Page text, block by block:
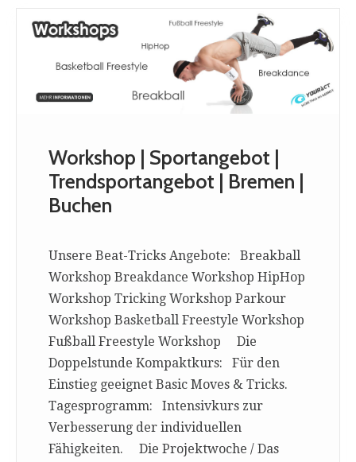
Workshop | Sportangebot |
Trendsportangebot | Bremen |
Buchen
Unsere Beat-Tricks Angebote: Breakball
Workshop Breakdance Workshop HipHop
Workshop Tricking Workshop Parkour
Workshop Basketball Freestyle Workshop
Fußball Freestyle Workshop Die
Doppelstunde Kompaktkurs: Für den
Einstieg geeignet Basic Moves & Tricks.
Tagesprogramm: Intensivkurs zur
Verbesserung der individuellen
Fähigkeiten. Die Projektwoche / Das